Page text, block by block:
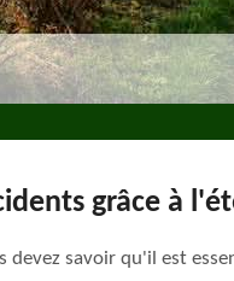
grâce à
savoir qu'il est